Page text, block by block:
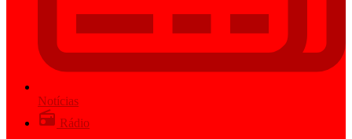
Notícias
Rádio